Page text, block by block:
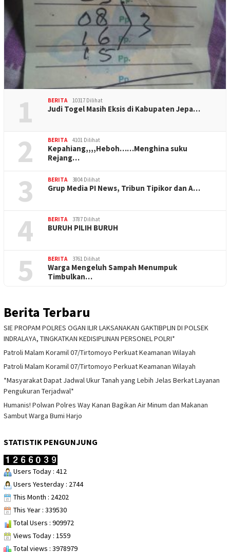
1 BERITA 10317 Dilihat
Judi Togel Masih Eksis di Kabupaten Jepa…
2 BERITA 4101 Dilihat
Kepahiang,,,,Heboh……Menghina suku
Rejang…
3 BERITA 3804 Dilihat
Grup Media PI News, Tribun Tipikor dan A…
4 BERITA 3787 Dilihat
BURUH PILIH BURUH
5 BERITA 3761 Dilihat
Warga Mengeluh Sampah Menumpuk
Timbulkan…
Berita Terbaru
SIE PROPAM POLRES OGAN ILIR LAKSANAKAN GAKTIBPLIN DI POLSEK
INDRALAYA, TINGKATKAN KEDISIPLINAN PERSONEL POLRI*
Patroli Malam Koramil 07/Tirtomoyo Perkuat Keamanan Wilayah
Patroli Malam Koramil 07/Tirtomoyo Perkuat Keamanan Wilayah
*Masyarakat Dapat Jadwal Ukur Tanah yang Lebih Jelas Berkat Layanan
Pengukuran Terjadwal*
Humanis! Polwan Polres Way Kanan Bagikan Air Minum dan Makanan
Sambut Warga Bumi Harjo
STATISTIK PENGUNJUNG
Users Today : 412
Users Yesterday : 2744
This Month : 24202
This Year : 339530
Total Users : 909972
Views Today : 1559
Total views : 3978979